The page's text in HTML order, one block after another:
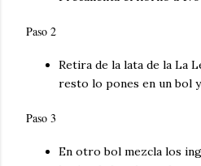
Paso 2
Retira de la lata de la La
resto lo pones en un bol
Paso 3
En otro bol mezcla los